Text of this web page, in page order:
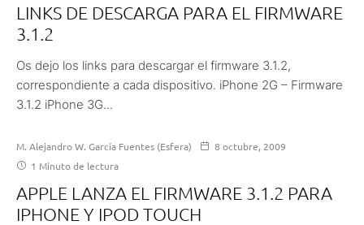
LINKS DE DESCARGA PARA EL FIRMWARE
3.1.2
Os dejo los links para descargar el firmware 3.1.2,
correspondiente a cada dispositivo. iPhone 2G – Firmware
3.1.2 iPhone 3G...
M. Alejandro W. García Fuentes (Esfera)
8 octubre, 2009
1 Minuto de lectura
APPLE LANZA EL FIRMWARE 3.1.2 PARA
IPHONE Y IPOD TOUCH